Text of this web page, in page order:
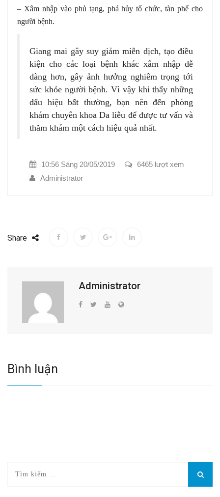
– Xâm nhập vào phủ tạng, phá hủy tổ chức, tàn phế cho
người bệnh.
Giang mai gây suy giảm miễn dịch, tạo điều
kiện cho các loại bệnh khác xâm nhập dễ
dàng hơn, gây ảnh hưởng nghiêm trọng tới
sức khỏe người bệnh. Vì vậy khi thấy những
dấu hiệu bất thường, bạn nên đến phòng
khám chuyên khoa Da liễu để được tư vấn và
thăm khám một cách hiệu quả nhất.
10:56 Sáng 20/05/2019
6465 lượt xem
Administrator
Share
Administrator
Bình luận